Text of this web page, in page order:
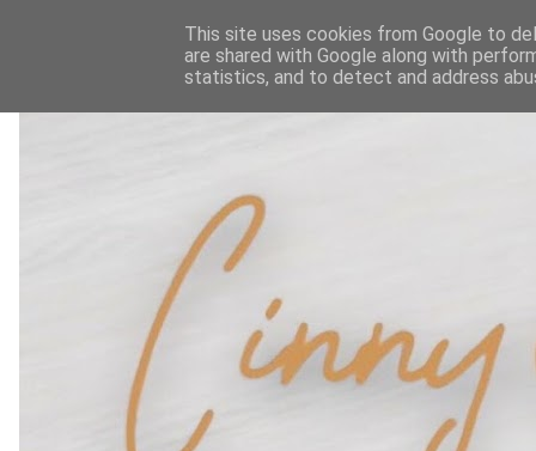
This site uses cookies from Google to
are shared with Google along with
statistics, and to detect and address